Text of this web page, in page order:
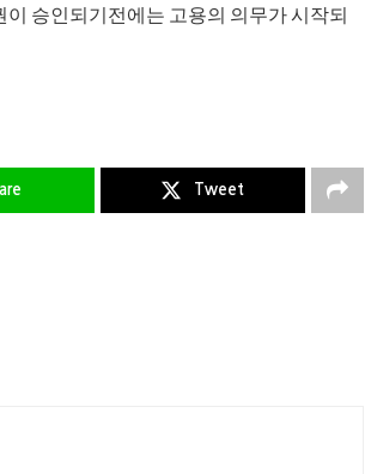
승인되기전에는 고용의 의무가 시작되
Tweet